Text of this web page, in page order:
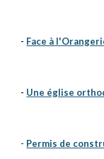
- Face à
- Une église
- Permis de